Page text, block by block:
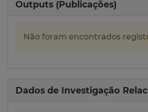
Outputs (Publicações)
Não foram encontrados
Dados de Investigação